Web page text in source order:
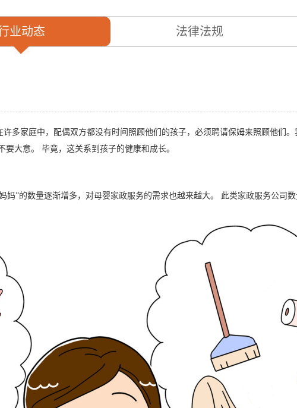
业动态 法律法规
多家庭中，配偶双方都没有时间照顾他们的孩子，必须聘请保姆来照顾他们
大意。 毕竟，这关系到孩子的健康和成长。
妈”的数量逐渐增多，对母婴家政服务的需求也越来越大。 此类家政服务公司数